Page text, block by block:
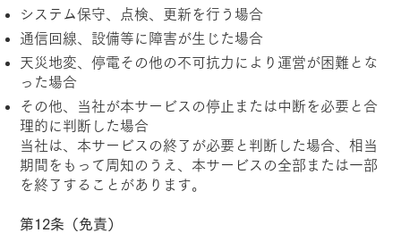
システム保守、点検、更新を行う場合
通信回線、設備等に障害が生じた場合
天災地変、停電その他の不可抗力により運営が困難とな
った場合
その他、当社が本サービスの停止または中断を必要と合
理的に判断した場合
当社は、本サービスの終了が必要と判断した場合、相当
期間をもって周知のうえ、本サービスの全部または一部
を終了することがあります。
第12条（免責）